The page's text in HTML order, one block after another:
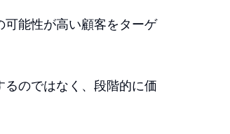
可能性が高い顧客をターゲ
のではなく、段階的に価